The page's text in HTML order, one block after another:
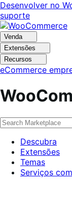
Pular
para
navegação
Pular
para
o
conteúdo
Desenvolver no
suporte
Venda
Extensões
Recursos
eCommerce
Descubra
Extensões
Temas
Serviços